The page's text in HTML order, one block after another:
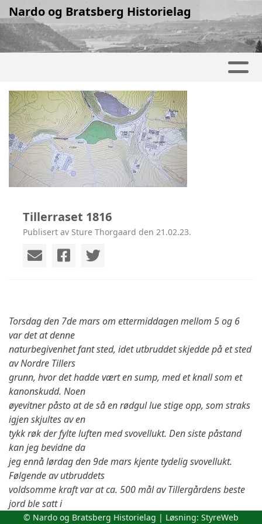
Nardo og Bratsberg Historielag
Tillerraset 1816
Publisert av Sture Thorgaard den 21.02.23.
Torsdag den 7de mars om ettermiddagen mellom 5 og 6
var det at denne
naturbegivenhet fant sted, idet utbruddet skjedde på et sted
av Nordre Tillers
grunn, hvor det hadde vært en sump, med et knall som et
kanonskudd. Noen
øyevitner påsto at de så en rødgul lue stige opp, som straks
igjen skjultes av en
tykk røk der fylte luften med svovellukt. Den siste påstand
kan jeg bevidne da
jeg ennå lørdag den 9de mars kjente tydelig svovellukt.
Følgende av utbruddets
voldsomme kraft var at ca. 500 mål av Tillergårdens beste
jord ble satt i
bevegelse og fløt på den i avgrunnen oppløste kvikkleira ut i
© Nardo og Bratsberg Historielag | Løsning: StyreWeb